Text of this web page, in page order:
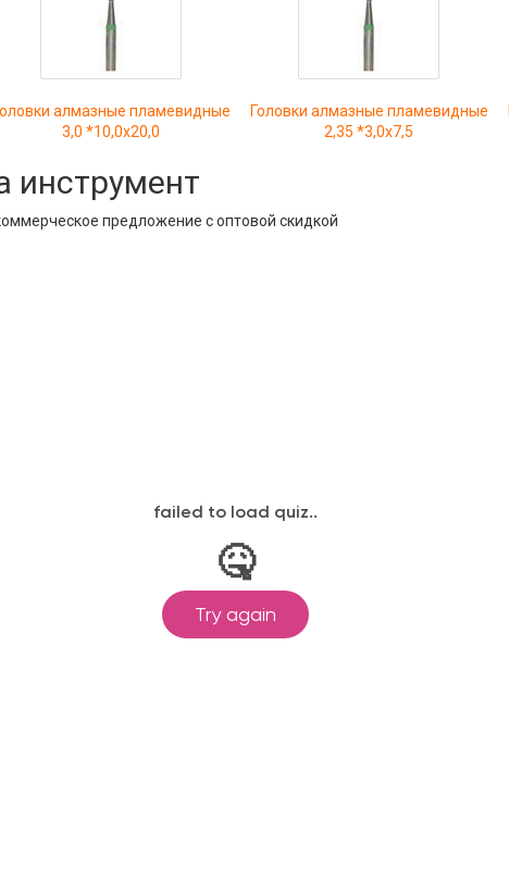
алмазные пламевидные
3,0 *10,0х20,0
Головки алмазные пламевидные
2,35 *3,0х7,5
инструмент
предложение с оптовой скидкой